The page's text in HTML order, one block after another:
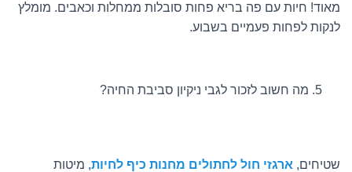
מאוד! חיות עם פה בריא פחות סובלות ממחלות וכאבים. מומלץ
לנקות לפחות פעמיים בשבוע.
מה חשוב לזכור לגבי ניקיון סביבת החיה?
שטיחים, ארגזי חול לחתולים מחנות כיף לחיות, מיטות